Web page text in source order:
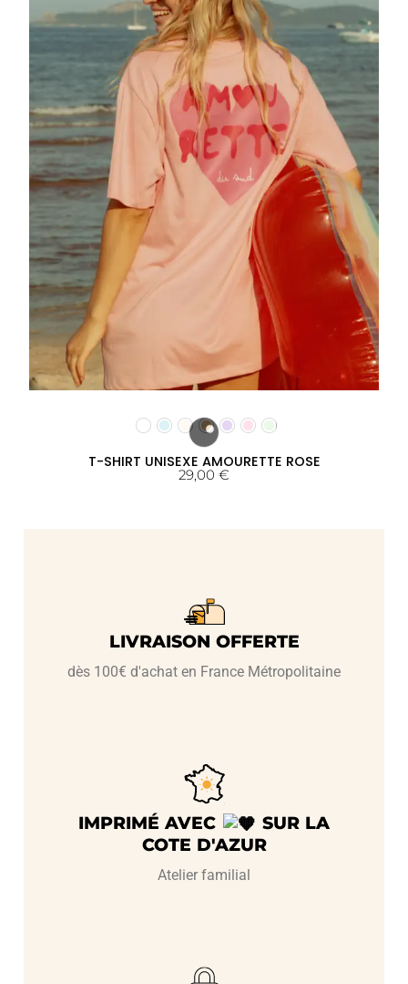
T-SHIRT UNISEXE AMOURETTE ROSE
29,00 €
LIVRAISON OFFERTE
dès 100€ d'achat en France Métropolitaine
IMPRIMÉ AVEC
SUR LA
COTE D'AZUR
Atelier familial